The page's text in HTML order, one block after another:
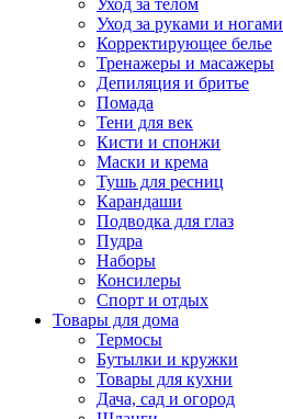
Уход за руками и ногами
Корректирующее белье
Тренажеры и масажеры
Депиляция и бритье
Помада
Тени для век
Кисти и спонжи
Маски и крема
Тушь для ресниц
Карандаши
Подводка для глаз
Пудра
Наборы
Консилеры
Спорт и отдых
Товары для дома
Термосы
Бутылки и кружки
Товары для кухни
Дача, сад и огород